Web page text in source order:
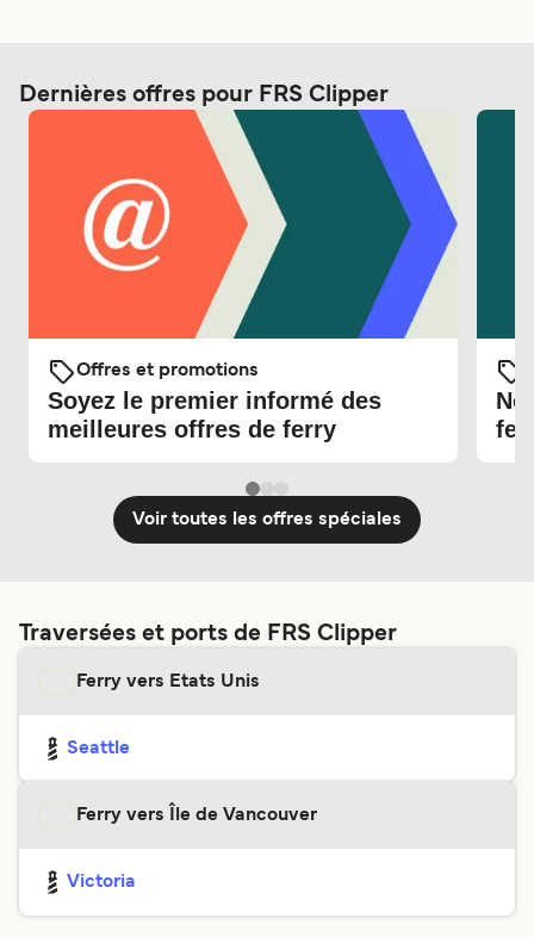
Dernières offres pour FRS Clipper
Offres et promotions
Soyez le premier informé des
meilleures offres de ferry
Voir toutes les offres spéciales
Traversées et ports de FRS Clipper
Ferry vers Etats Unis
Seattle
Ferry vers Île de Vancouver
Victoria